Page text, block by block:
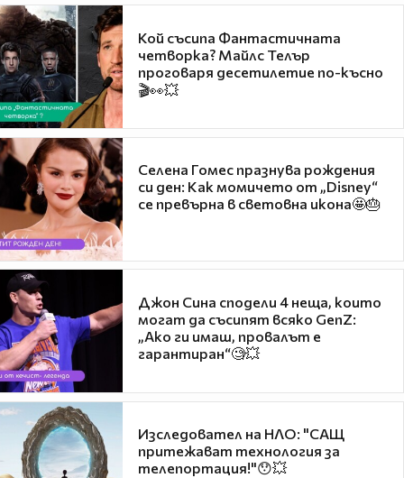
Кой съсипа Фантастичната
четворка? Майлс Телър
проговаря десетилетие по-късно
🎬👀💥
Селена Гомес празнува рождения
си ден: Как момичето от „Disney“
се превърна в световна икона🤩🎂
Джон Сина сподели 4 неща, които
могат да съсипят всяко GenZ:
„Ако ги имаш, провалът е
гарантиран“🧐💥
Изследовател на НЛО: "САЩ
притежават технология за
телепортация!"😯💥